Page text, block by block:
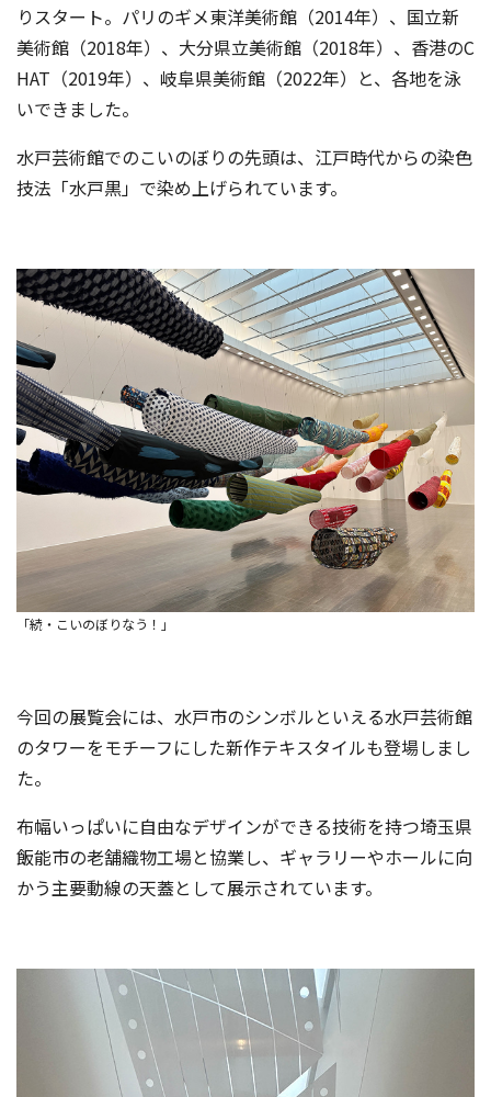
りスタート。パリのギメ東洋美術館（2014年）、国立新
美術館（2018年）、大分県立美術館（2018年）、香港のC
HAT（2019年）、岐阜県美術館（2022年）と、各地を泳
いできました。
水戸芸術館でのこいのぼりの先頭は、江戸時代からの染色
技法「水戸黒」で染め上げられています。
「続・こいのぼりなう！」
今回の展覧会には、水戸市のシンボルといえる水戸芸術館
のタワーをモチーフにした新作テキスタイルも登場しまし
た。
布幅いっぱいに自由なデザインができる技術を持つ埼玉県
飯能市の老舗織物工場と協業し、ギャラリーやホールに向
かう主要動線の天蓋として展示されています。